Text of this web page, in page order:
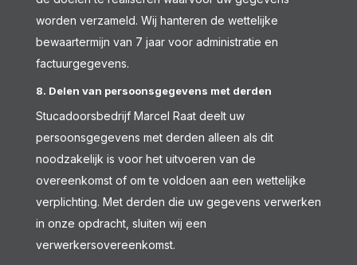
worden verzameld. Wij hanteren de wettelijke
bewaartermijn van 7 jaar voor administratie en
factuurgegevens.
8. Delen van persoonsgegevens met derden
Stucadoorsbedrijf Marcel Raat deelt uw
persoonsgegevens met derden alleen als dit
noodzakelijk is voor het uitvoeren van de
overeenkomst of om te voldoen aan een wettelijke
verplichting. Met derden die uw gegevens verwerken
in onze opdracht, sluiten wij een
verwerkersovereenkomst.